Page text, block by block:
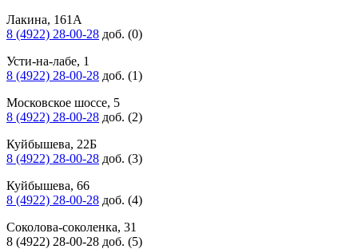
Лакина, 161А
8 (4922) 28-00-28 доб. (0)
Усти-на-лабе, 1
8 (4922) 28-00-28 доб. (1)
Московское шоссе, 5
8 (4922) 28-00-28 доб. (2)
Куйбышева, 22Б
8 (4922) 28-00-28 доб. (3)
Куйбышева, 66
8 (4922) 28-00-28 доб. (4)
Соколова-соколенка, 31
8 (4922) 28-00-28 доб. (5)